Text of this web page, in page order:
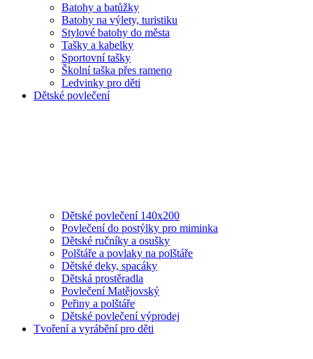
Batohy a batůžky
Batohy na výlety, turistiku
Stylové batohy do města
Tašky a kabelky
Sportovní tašky
Školní taška přes rameno
Ledvinky pro děti
Dětské povlečení
Dětské povlečení 140x200
Povlečení do postýlky pro miminka
Dětské ručníky a osušky
Polštáře a povlaky na polštáře
Dětské deky, spacáky
Dětská prostěradla
Povlečení Matějovský
Peřiny a polštáře
Dětské povlečení výprodej
Tvoření a vyrábění pro děti